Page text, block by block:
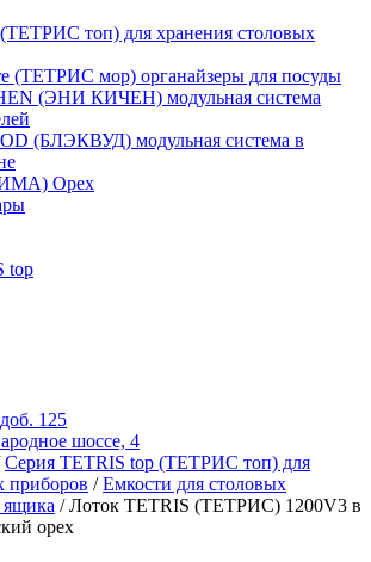
топ) для хранения столовых
(ТЕТРИС мор) органайзеры для посуды
(ЭНИ КИЧЕН) модульная система
(БЛЭКВУД) модульная система в
Орех
top
125
шоссе, 4
Серия TETRIS top (ТЕТРИС топ) для
приборов /Емкости для столовых
ящика / Лоток TETRIS (ТЕТРИС) 1200V3 в
орех